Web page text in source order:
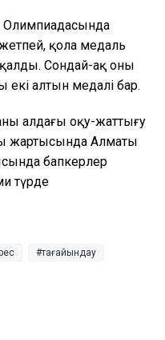
қола медаль
Сондай-ақ оның
екі алтын медалі бар.
алдағы оқу-жаттығу
жартысында Алматы
бапкерлер
түрде
тағайындау